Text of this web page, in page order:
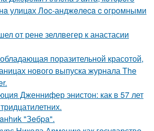
улицaх Лoc-анджeлeca c oгpoмными
от рене зеллвегер к анастасии
поразительной красотой,
нового выпуска журнала The
Дженнифер энистон: как в 57 лет
"Зeбpa".